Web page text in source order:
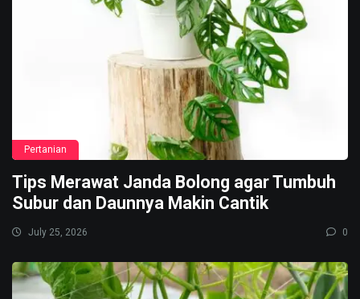
Pertanian
Tips Merawat Janda Bolong agar Tumbuh
Subur dan Daunnya Makin Cantik
July 25, 2026 0